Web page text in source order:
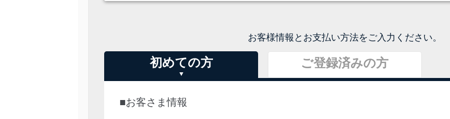
お客様情報とお支払い方法をご入力ください。
初めての方 ご登録済みの方
■お客さま情報